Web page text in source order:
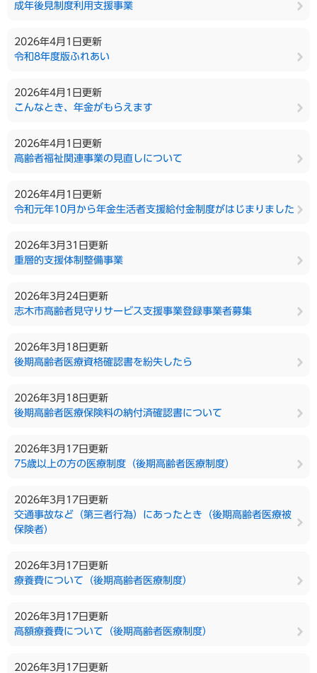
成年後見制度利用支援事業
2026年4月1日更新
令和8年度版ふれあい
2026年4月1日更新
こんなとき、年金がもらえます
2026年4月1日更新
高齢者福祉関連事業の見直しについて
2026年4月1日更新
令和元年10月から年金生活者支援給付金制度がはじまりました
2026年3月31日更新
重層的支援体制整備事業
2026年3月24日更新
志木市高齢者見守りサービス支援事業登録事業者募集
2026年3月18日更新
後期高齢者医療資格確認書を紛失したら
2026年3月18日更新
後期高齢者医療保険料の納付済確認書について
2026年3月17日更新
75歳以上の方の医療制度（後期高齢者医療制度）
2026年3月17日更新
交通事故など（第三者行為）にあったとき（後期高齢者医療被
保険者）
2026年3月17日更新
療養費について（後期高齢者医療制度）
2026年3月17日更新
高額療養費について（後期高齢者医療制度）
2026年3月17日更新